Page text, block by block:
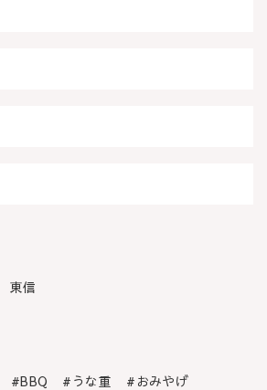
東信
BBQ うな重 おみやげ